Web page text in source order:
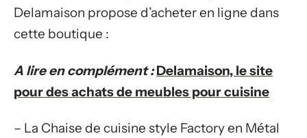
Delamaison propose d’acheter en ligne dans
cette boutique :
A lire en complément : Delamaison, le site
pour des achats de meubles pour cuisine
– La Chaise de cuisine style Factory en Métal